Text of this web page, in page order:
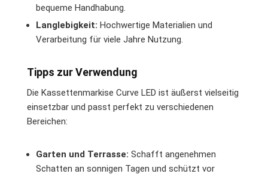
bequeme Handhabung.
Langlebigkeit: Hochwertige Materialien und
Verarbeitung für viele Jahre Nutzung.
Tipps zur Verwendung
Die Kassettenmarkise Curve LED ist äußerst vielseitig
einsetzbar und passt perfekt zu verschiedenen
Bereichen:
Garten und Terrasse: Schafft angenehmen
Schatten an sonnigen Tagen und schützt vor